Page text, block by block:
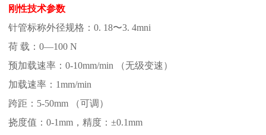
刚性技术参数
针管标称外径规格 ： 0. 18〜3. 4mni
荷 载 ： 0—100N
预加载速率： 0-10mm/min （无级变速）
加载速率： 1mm/min
跨距 ： 5-50mm
（可调）
挠度值 ： 0-1mm，精度：±0.1mm